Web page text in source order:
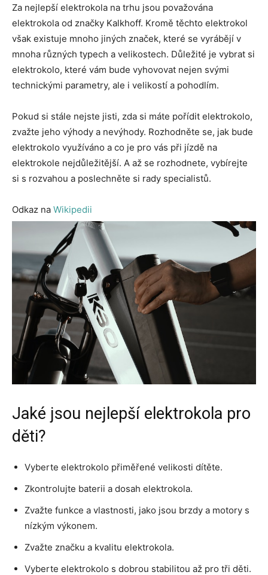
Za nejlepší elektrokola na trhu jsou považována
elektrokola od značky Kalkhoff. Kromě těchto elektrokol
však existuje mnoho jiných značek, které se vyrábějí v
mnoha různých typech a velikostech. Důležité je vybrat si
elektrokolo, které vám bude vyhovovat nejen svými
technickými parametry, ale i velikostí a pohodlím.
Pokud si stále nejste jisti, zda si máte pořídit elektrokolo,
zvažte jeho výhody a nevýhody. Rozhodněte se, jak bude
elektrokolo využíváno a co je pro vás při jízdě na
elektrokole nejdůležitější. A až se rozhodnete, vybírejte
si s rozvahou a poslechněte si rady specialistů.
Odkaz na Wikipedii
Jaké jsou nejlepší elektrokola pro
děti?
Vyberte elektrokolo přiměřené velikosti dítěte.
Zkontrolujte baterii a dosah elektrokola.
Zvažte funkce a vlastnosti, jako jsou brzdy a motory s
nízkým výkonem.
Zvažte značku a kvalitu elektrokola.
Vyberte elektrokolo s dobrou stabilitou až pro tři děti.